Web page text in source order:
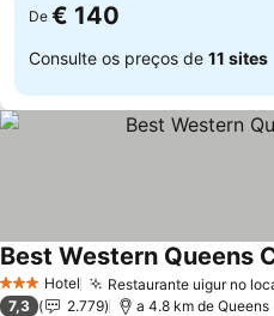
De € 140
Consulte os preços de 11 sites
3 EstrelasHotel Restaurante uigur no
Best Western Queens
7,3 2.779 a 4.8 km de Queens